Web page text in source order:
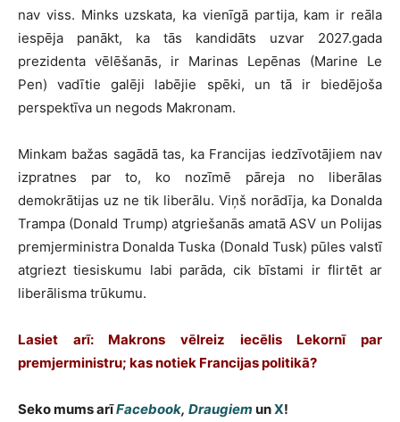
nav viss. Minks uzskata, ka vienīgā partija, kam ir reāla
iespēja panākt, ka tās kandidāts uzvar 2027.gada
prezidenta vēlēšanās, ir Marinas Lepēnas (Marine Le
Pen) vadītie galēji labējie spēki, un tā ir biedējoša
perspektīva un negods Makronam.
Minkam bažas sagādā tas, ka Francijas iedzīvotājiem nav
izpratnes par to, ko nozīmē pāreja no liberālas
demokrātijas uz ne tik liberālu. Viņš norādīja, ka Donalda
Trampa (Donald Trump) atgriešanās amatā ASV un Polijas
premjerministra Donalda Tuska (Donald Tusk) pūles valstī
atgriezt tiesiskumu labi parāda, cik bīstami ir flirtēt ar
liberālisma trūkumu.
Lasiet arī: Makrons vēlreiz iecēlis Lekornī par
premjerministru; kas notiek Francijas politikā?
Seko mums arīFacebook, Draugiem unX!